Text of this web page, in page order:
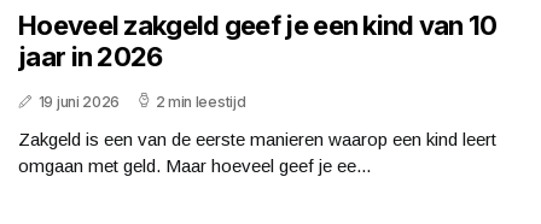
Hoeveel zakgeld geef je een kind van 10
jaar in 2026
19 juni 2026 2 min leestijd
Zakgeld is een van de eerste manieren waarop een kind leert
omgaan met geld. Maar hoeveel geef je ee...